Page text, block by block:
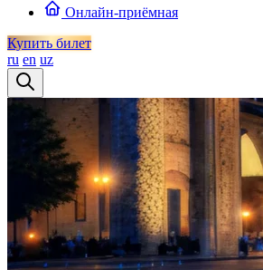
Онлайн-приёмная
Купить билет
ru en uz